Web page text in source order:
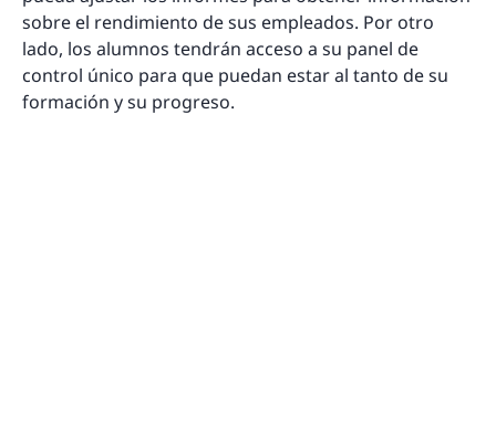
sobre el rendimiento de sus empleados. Por otro
lado, los alumnos tendrán acceso a su panel de
control único para que puedan estar al tanto de su
formación y su progreso.